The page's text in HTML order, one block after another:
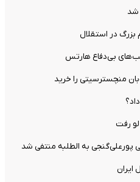
شد
در استقلال
منچسترسیتی را خرید
رفت
پورعلی‌گنجی به الطلبه منتفی شد
ایران